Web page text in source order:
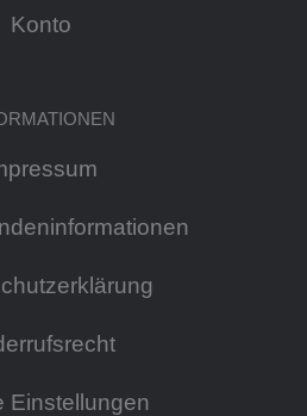
Konto
Einstellungen